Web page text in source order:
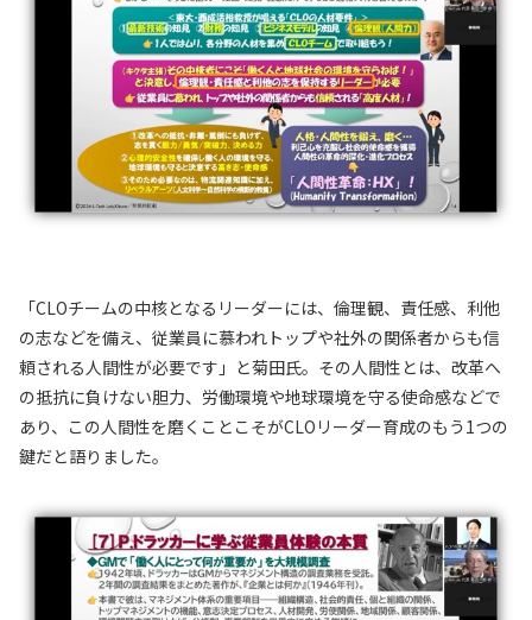
「CLOチームの中核となるリーダーには、倫理観、責任感、利他
の志などを備え、従業員に慕われトップや社外の関係者からも信
頼される人間性が必要です」と菊田氏。その人間性とは、改革へ
の抵抗に負けない胆力、労働環境や地球環境を守る使命感などで
あり、この人間性を磨くことこそがCLOリーダー育成のもう1つの
鍵だと語りました。